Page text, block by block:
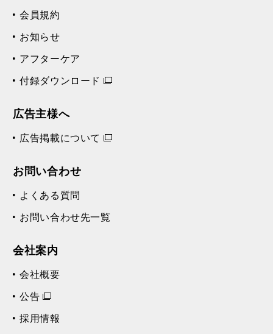
会員規約
お知らせ
アフターケア
付録ダウンロード
広告主様へ
広告掲載について
お問い合わせ
よくある質問
お問い合わせ先一覧
会社案内
会社概要
公告
採用情報